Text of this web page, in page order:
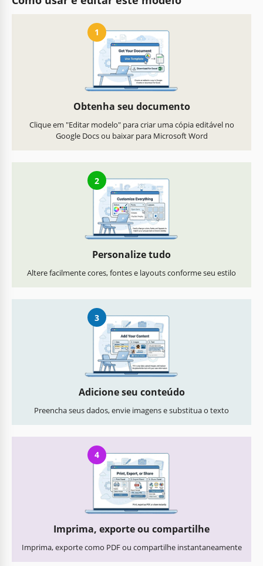
1
Obtenha seu documento
Clique em "Editar modelo" para criar uma cópia editável no
Google Docs ou baixar para Microsoft Word
2
Personalize tudo
Altere facilmente cores, fontes e layouts conforme seu estilo
3
Adicione seu conteúdo
Preencha seus dados, envie imagens e substitua o texto
4
Imprima, exporte ou compartilhe
Imprima, exporte como PDF ou compartilhe instantaneamente